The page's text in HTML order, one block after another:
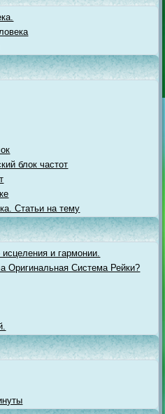
блок частот
Статьи на тему
и гармонии.
Оригинальная Система Рейки?